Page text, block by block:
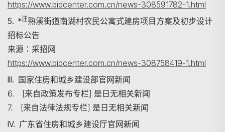
https://www.bidcenter.com.cn/news-308591782-1.html
5. *注熟溪街道南湖村农民公寓式建房项目方案及初步设计
招标公告
来源：采招网
https://www.bidcenter.com.cn/news-308758419-1.html
III. 国家住房和城乡建设部官网新闻
6. [来自政策发布专栏] 是日无相关新闻
7. [来自法律法规专栏] 是日无相关新闻
IV. 广东省住房和城乡建设厅官网新闻